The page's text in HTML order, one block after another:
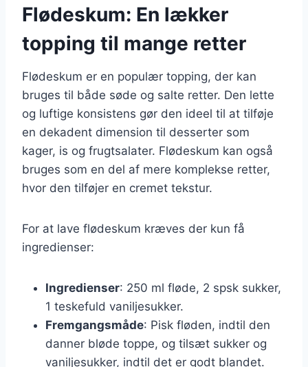
Flødeskum: En lækker
topping til mange retter
Flødeskum er en populær topping, der kan
bruges til både søde og salte retter. Den lette
og luftige konsistens gør den ideel til at tilføje
en dekadent dimension til desserter som
kager, is og frugtsalater. Flødeskum kan også
bruges som en del af mere komplekse retter,
hvor den tilføjer en cremet tekstur.
For at lave flødeskum kræves der kun få
ingredienser:
Ingredienser: 250 ml fløde, 2 spsk sukker,
1 teskefuld vaniljesukker.
Fremgangsmåde: Pisk fløden, indtil den
danner bløde toppe, og tilsæt sukker og
vaniljesukker, indtil det er godt blandet.